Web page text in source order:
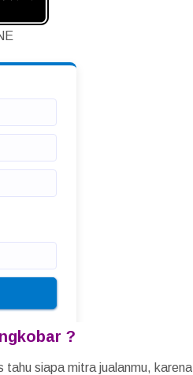
?
tahu siapa mitra jualanmu, karena